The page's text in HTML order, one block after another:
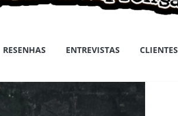
RESENHAS ENTREVISTAS CLIENTES